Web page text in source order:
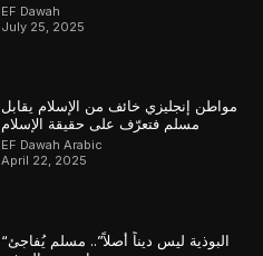
EF Dawah
July 25, 2025
مواطن إنجليزي خائف من الإسلام يقابل
مسلم فتعرّف على حقيقة الإسلام
EF Dawah Arabic
April 22, 2025
“البوذية ليس ديناً أصلاً”.. مسلم يُفاجئ